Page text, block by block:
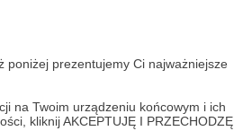
poniżej prezentujemy Ci najważniejsze
na Twoim urządzeniu końcowym i ich
kliknij AKCEPTUJĘ I PRZECHODZĘ